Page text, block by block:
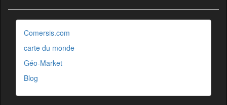
Comersis.com
carte du monde
Géo-Market
Blog